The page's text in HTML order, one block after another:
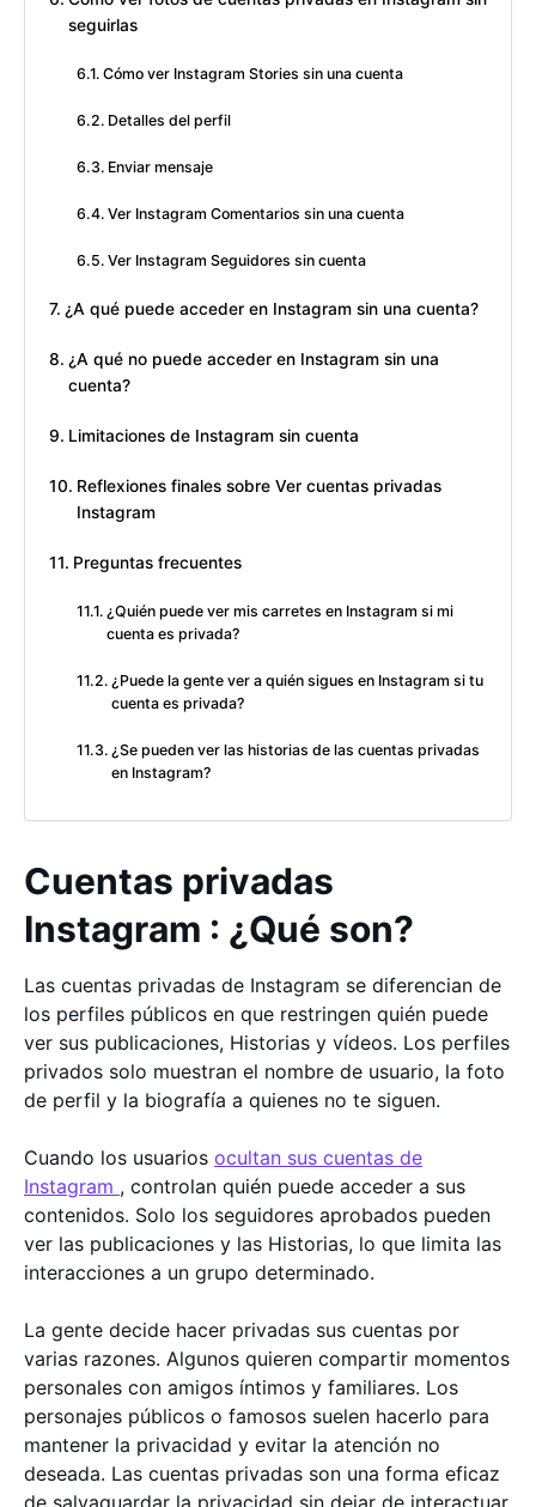
seguirlas
Cómo ver Instagram Stories sin una cuenta
Detalles del perfil
Enviar mensaje
Ver Instagram Comentarios sin una cuenta
Ver Instagram Seguidores sin cuenta
¿A qué puede acceder en Instagram sin una cuenta?
¿A qué no puede acceder en Instagram sin una
cuenta?
Limitaciones de Instagram sin cuenta
Reflexiones finales sobre Ver cuentas privadas
Instagram
Preguntas frecuentes
¿Quién puede ver mis carretes en Instagram si mi
cuenta es privada?
¿Puede la gente ver a quién sigues en Instagram si tu
cuenta es privada?
¿Se pueden ver las historias de las cuentas privadas
en Instagram?
Cuentas privadas
Instagram : ¿Qué son?
Las cuentas privadas de Instagram se diferencian de
los perfiles públicos en que restringen quién puede
ver sus publicaciones, Historias y vídeos. Los perfiles
privados solo muestran el nombre de usuario, la foto
de perfil y la biografía a quienes no te siguen.
Cuando los usuarios ocultan sus cuentas de
Instagram , controlan quién puede acceder a sus
contenidos. Solo los seguidores aprobados pueden
ver las publicaciones y las Historias, lo que limita las
interacciones a un grupo determinado.
La gente decide hacer privadas sus cuentas por
varias razones. Algunos quieren compartir momentos
personales con amigos íntimos y familiares. Los
personajes públicos o famosos suelen hacerlo para
mantener la privacidad y evitar la atención no
deseada. Las cuentas privadas son una forma eficaz
de salvaguardar la privacidad sin dejar de interactuar